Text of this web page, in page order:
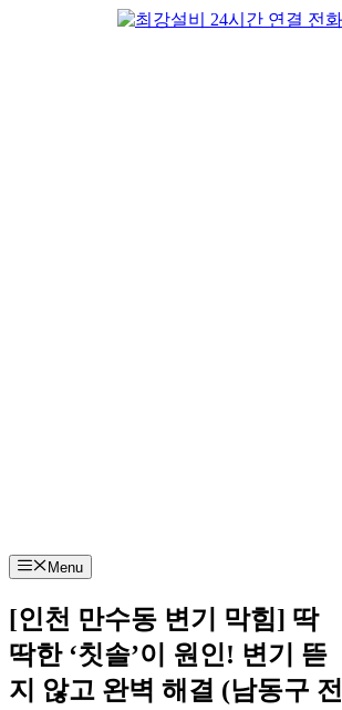
Menu
[인천 만수동 변기 막힘] 딱
딱한 ‘칫솔’이 원인! 변기 뜯
지 않고 완벽 해결 (남동구 전